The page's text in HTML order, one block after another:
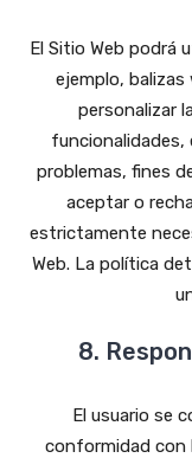
El Sitio Web podrá
ejemplo, balizas
personalizar
problemas, fines
aceptar o
estrictamente
Web. La política
8.
El usuario se
conformidad con